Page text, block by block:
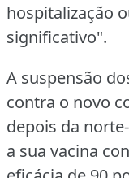
hospitalização
significativo".
A suspensão
contra o novo
depois da
a sua vacina